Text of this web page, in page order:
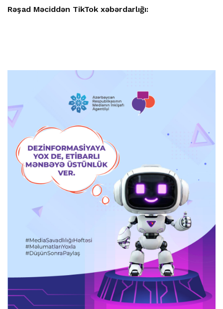
Rəşad Məciddən TikTok xəbərdarlığı: